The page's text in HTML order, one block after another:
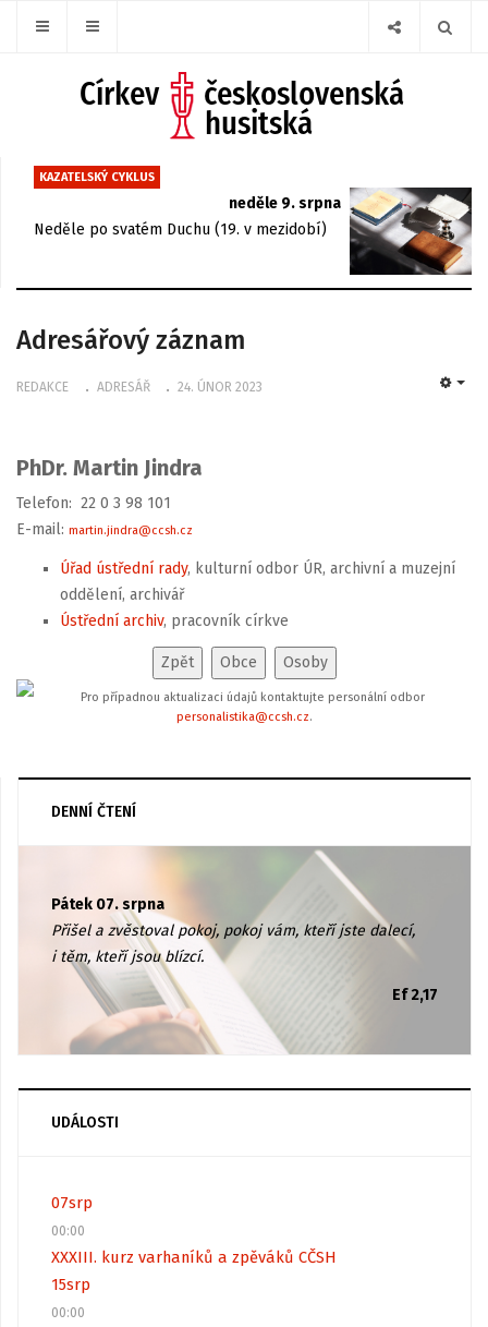
KAZATELSKÝ CYKLUS
neděle 9. srpna
Neděle po svatém Duchu (19. v mezidobí)
Adresářový záznam
REDAKCE ADRESÁŘ 24. ÚNOR 2023
PhDr. Martin Jindra
Telefon: 22 0 3 98 101
E-mail: martin.jindra@ccsh.cz
Úřad ústřední rady, kulturní odbor ÚR, archivní a muzejní
oddělení, archivář
Ústřední archiv, pracovník církve
Pro případnou aktualizaci údajů kontaktujte personální odbor
personalistika@ccsh.cz.
DENNÍ ČTENÍ
Pátek 07. srpna
Přišel a zvěstoval pokoj, pokoj vám, kteří jste dalecí,
i těm, kteří jsou blízcí.
Ef 2,17
UDÁLOSTI
07srp
00:00
XXXIII. kurz varhaníků a zpěváků CČSH
15srp
00:00